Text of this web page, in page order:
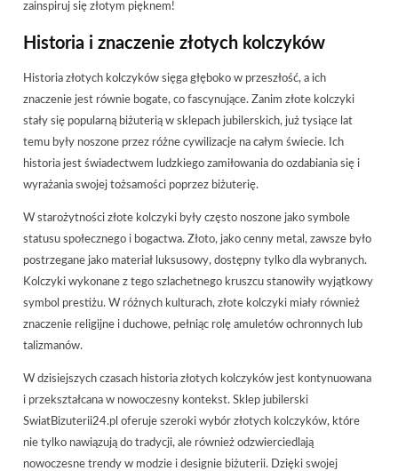
zainspiruj się złotym pięknem!
Historia i znaczenie złotych kolczyków
Historia złotych kolczyków sięga głęboko w przeszłość, a ich
znaczenie jest równie bogate, co fascynujące. Zanim złote kolczyki
stały się popularną biżuterią w sklepach jubilerskich, już tysiące lat
temu były noszone przez różne cywilizacje na całym świecie. Ich
historia jest świadectwem ludzkiego zamiłowania do ozdabiania się i
wyrażania swojej tożsamości poprzez biżuterię.
W starożytności złote kolczyki były często noszone jako symbole
statusu społecznego i bogactwa. Złoto, jako cenny metal, zawsze było
postrzegane jako materiał luksusowy, dostępny tylko dla wybranych.
Kolczyki wykonane z tego szlachetnego kruszcu stanowiły wyjątkowy
symbol prestiżu. W różnych kulturach, złote kolczyki miały również
znaczenie religijne i duchowe, pełniąc rolę amuletów ochronnych lub
talizmanów.
W dzisiejszych czasach historia złotych kolczyków jest kontynuowana
i przekształcana w nowoczesny kontekst. Sklep jubilerski
SwiatBizuterii24.pl oferuje szeroki wybór złotych kolczyków, które
nie tylko nawiązują do tradycji, ale również odzwierciedlają
nowoczesne trendy w modzie i designie biżuterii. Dzięki swojej